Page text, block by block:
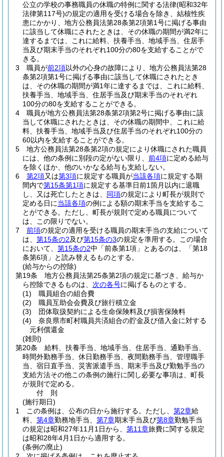
公立の学校の事務職員の休職の特例に関する法律(昭和32年
法律第117号)の規定の適用を受ける場合を除き、結核性疾
患にかかり、地方公務員法第28条第2項第1号に掲げる事由
に該当して休職にされたときは、その休職の期間が満2年に
達するまでは、これに給料、扶養手当、地域手当、住居手
当及び期末手当のそれぞれ100分の80を支給することがで
きる。
3
職員が前2項以外の心身の故障により、地方公務員法第28
条第2項第1号に掲げる事由に該当して休職にされたとき
は、その休職の期間が満1年に達するまでは、これに給料、
扶養手当、地域手当、住居手当及び期末手当のそれぞれ
100分の80を支給することができる。
4
職員が地方公務員法第28条第2項第2号に掲げる事由に該
当して休職にされたときは、その休職の期間中、これに給
料、扶養手当、地域手当及び住居手当のそれぞれ100分の
60以内を支給することができる。
5
地方公務員法第28条第2項の規定により休職にされた職員
には、他の条例に別段の定がない限り、 前4項に定める給与
を除くほか、他のいかなる給与も支給しない。
6
第2項又は第3項に規定する職員が当該各項に規定する期
間内で第15条第1項に規定する基準日前1箇月以内に退職
し、又は死亡したときは、 同項の規定により町長が規則で
定める日に当該各項の例による額の期末手当を支給するこ
とができる。 ただし、町長が規則で定める職員について
は、この限りでない。
7
前項の規定の適用を受ける職員の期末手当の支給について
は、 第15条の2及び第15条の3の規定を準用する。
この場合
において、 第15条の2中「前条第1項」とあるのは、「第18
条第6項」と読み替えるものとする。
(給与からの控除)
第19条
地方公務員法第25条第2項の規定に基づき、給与か
ら控除できるものは、 次の各号に掲げるものとする。
(1)
職員組合の組合費
(2)
職員互助会会費及び旅行積立金
(3)
団体取扱契約による生命保険料及び損害保険料
(4)
奈良県市町村職員共済組合の貯金及び借入金に対する
元利償還金
(雑則)
第20条
給料、扶養手当、地域手当、住居手当、通勤手当、
時間外勤務手当、休日勤務手当、夜間勤務手当、管理職手
当、宿日直手当、災害派遣手当、期末手当及び勤勉手当の
支給方法その他この条例の施行に関し必要な事項は、町長
が規則で定める。
付 則
(施行期日)
1
この条例は、公布の日から施行する。 ただし、 第2章給
料、 第4章勤務地手当、 第7章期末手当及び第8章勤勉手当
の規定は昭和27年11月1日から、 第11章旅費に関する規定
は昭和28年4月1日から適用する。
(条例の廃止)